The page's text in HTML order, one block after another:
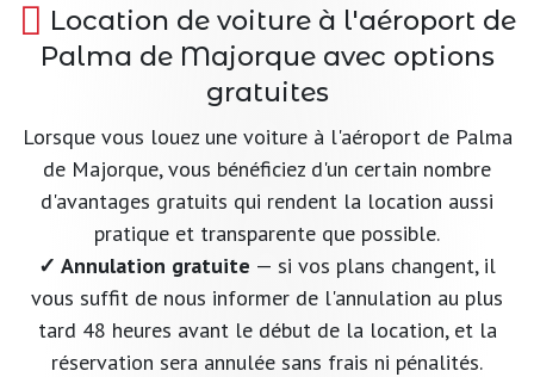
Location de voiture à l'aéroport de
Palma de Majorque avec options
gratuites
Lorsque vous louez une voiture à l'aéroport de Palma
de Majorque, vous bénéficiez d'un certain nombre
d'avantages gratuits qui rendent la location aussi
pratique et transparente que possible.
✓ Annulation gratuite — si vos plans changent, il
vous suffit de nous informer de l'annulation au plus
tard 48 heures avant le début de la location, et la
réservation sera annulée sans frais ni pénalités.